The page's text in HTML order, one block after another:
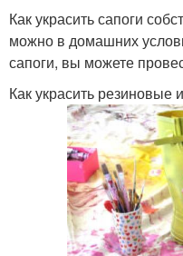
Как украсить сапоги
можно в домашних
сапоги, вы можете
Как украсить резиновые